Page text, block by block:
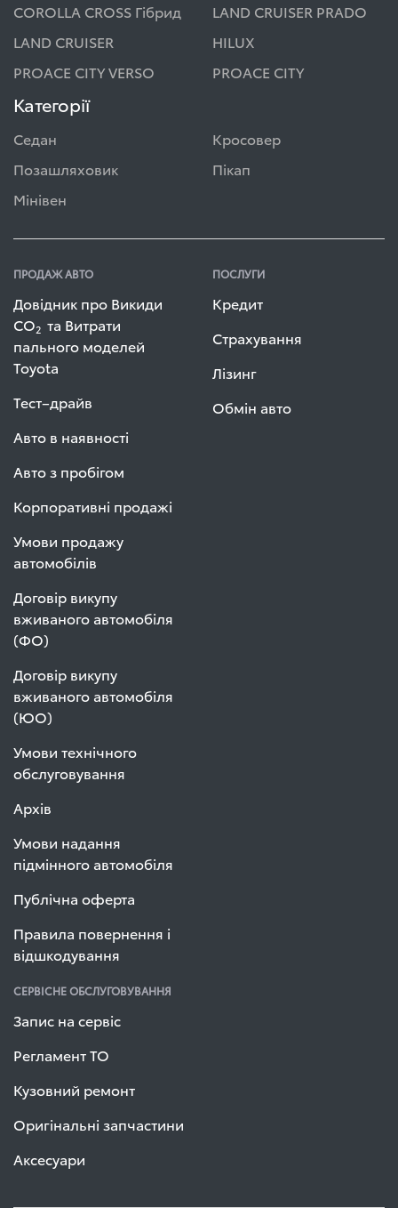
COROLLA CROSS Гібрид
LAND CRUISER PRADO
LAND CRUISER
HILUX
PROACE CITY VERSO
PROACE CITY
Категорії
Седан
Кросовер
Позашляховик
Пікап
Мінівен
ПРОДАЖ АВТО
Довідник про Викиди
СО2 та Витрати
пального моделей
Toyota
Тест–драйв
Авто в наявності
Авто з пробігом
Корпоративні продажі
Умови продажу
автомобілів
Договір викупу
вживаного автомобіля
(ФО)
Договір викупу
вживаного автомобіля
(ЮО)
Умови технічного
обслуговування
Архів
Умови надання
підмінного автомобіля
Публічна оферта
Правила повернення і
відшкодування
ПОСЛУГИ
Кредит
Страхування
Лізинг
Обмін авто
СЕРВІСНЕ ОБСЛУГОВУВАННЯ
Запис на сервіс
Регламент ТО
Кузовний ремонт
Оригінальні запчастини
Аксесуари